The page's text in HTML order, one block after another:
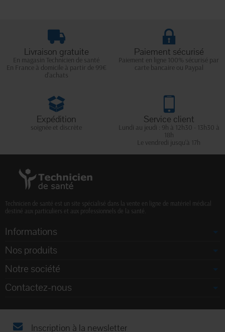
Livraison gratuite
En magasin Technicien de santé
En France à domicile à partir de 99€
d'achats
Paiement sécurisé
Paiement en ligne 100% sécurisé par
carte bancaire ou Paypal
Expédition
soignée et discrète
Service client
Lundi au jeudi : 9h à 12h30 - 13h30 à
18h
Le vendredi jusqu'à 17h
Technicien de santé est un site spécialisé dans la vente en ligne de matériel médical
destiné aux particuliers et aux professionnels de la santé.
Informations
Nos produits
Notre société
Contactez-nous
Inscription à la newsletter